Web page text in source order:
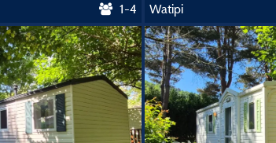
1-4 Watipi